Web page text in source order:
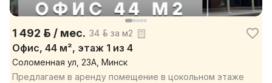
1 492 р. / мес. 34 р. за м2
Офис, 44 м², этаж 1 из 4
Соломенная ул, 23А, Минск
Предлагаем в аренду помещение в цокольном этаже